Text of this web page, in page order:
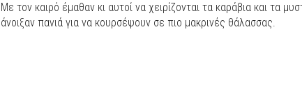
Με τον καιρό έμαθαν κι αυτοί να χειρίζονται τα καράβια και τα
άνοιξαν πανιά για να κουρσέψουν σε πιο μακρινές θάλασσας.